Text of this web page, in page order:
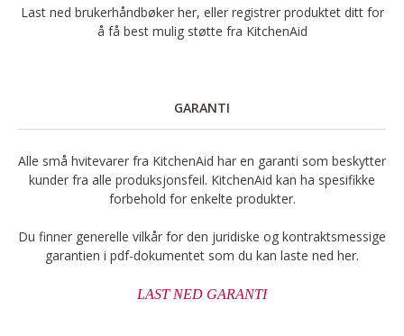
Last ned brukerhåndbøker her, eller registrer produktet ditt for
å få best mulig støtte fra KitchenAid
GARANTI
Alle små hvitevarer fra KitchenAid har en garanti som beskytter
kunder fra alle produksjonsfeil. KitchenAid kan ha spesifikke
forbehold for enkelte produkter.
Du finner generelle vilkår for den juridiske og kontraktsmessige
garantien i pdf-dokumentet som du kan laste ned her.
LAST NED GARANTI